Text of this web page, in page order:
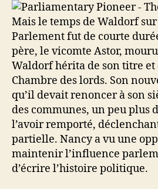
Mais le temps de Waldorf
Parlement fut de courte
père, le vicomte Astor,
Waldorf hérita de son titre et
Chambre des lords. Son
qu’il devait renoncer à son
des communes, un peu plus
l’avoir remporté,
partielle. Nancy a vu une
maintenir l’influence
d’écrire l’histoire politique.